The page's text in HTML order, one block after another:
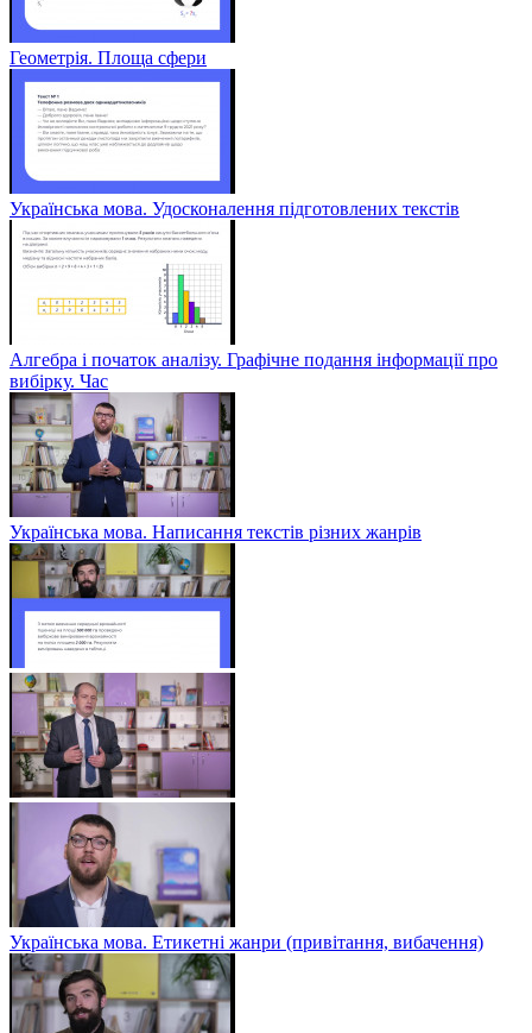
Геометрія. Площа сфери
Українська мова. Удосконалення підготовлених текстів
Алгебра і початок аналізу. Графічне подання інформації про
вибірку. Час
Українська мова. Написання текстів різних жанрів
Українська мова. Етикетні жанри (привітання, вибачення)